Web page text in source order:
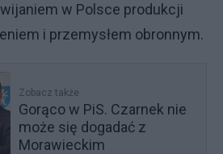
w Polsce produkcji
i przemysłem obronnym.
Zobacz także
Gorąco w PiS. Czarnek nie
może się dogadać z
Morawieckim